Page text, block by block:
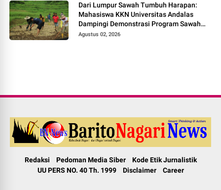
Dari Lumpur Sawah Tumbuh Harapan:
Mahasiswa KKN Universitas Andalas
Dampingi Demonstrasi Program Sawah
Pokok Murah di Jorong Bayua
Agustus 02, 2026
Redaksi Pedoman Media Siber
Kode Etik Jurnalistik
UU PERS NO. 40 Th. 1999
Disclaimer Career